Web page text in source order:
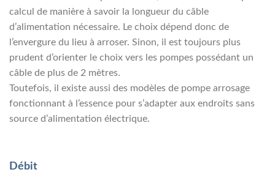
calcul de manière à savoir la longueur du câble
d’alimentation nécessaire. Le choix dépend donc de
l’envergure du lieu à arroser. Sinon, il est toujours plus
prudent d’orienter le choix vers les pompes possédant un
câble de plus de 2 mètres.
Toutefois, il existe aussi des modèles de pompe arrosage
fonctionnant à l’essence pour s’adapter aux endroits sans
source d’alimentation électrique.
Débit